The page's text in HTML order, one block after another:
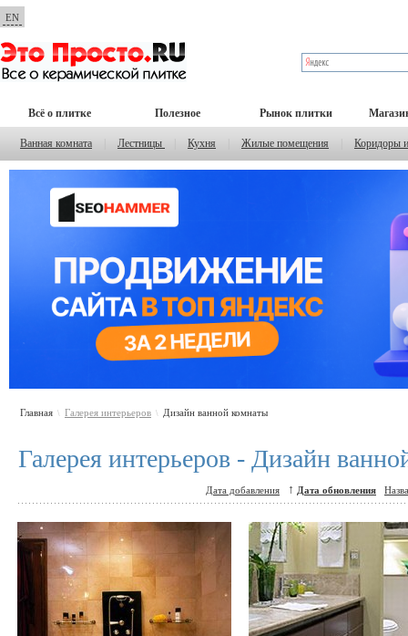
EN
Всё о плитке Полезное Рынок плитки
Ванная комната Лестницы Кухня Жилые помещения Коридоры
Главная \ Галерея интерьеров \ Дизайн ванной комнаты
Галерея интерьеров - Дизайн
Дата добавления ↑ Дата обновления